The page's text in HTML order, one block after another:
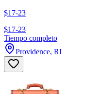
$17-23
$17-23
Tiempo completo
Providence, RI